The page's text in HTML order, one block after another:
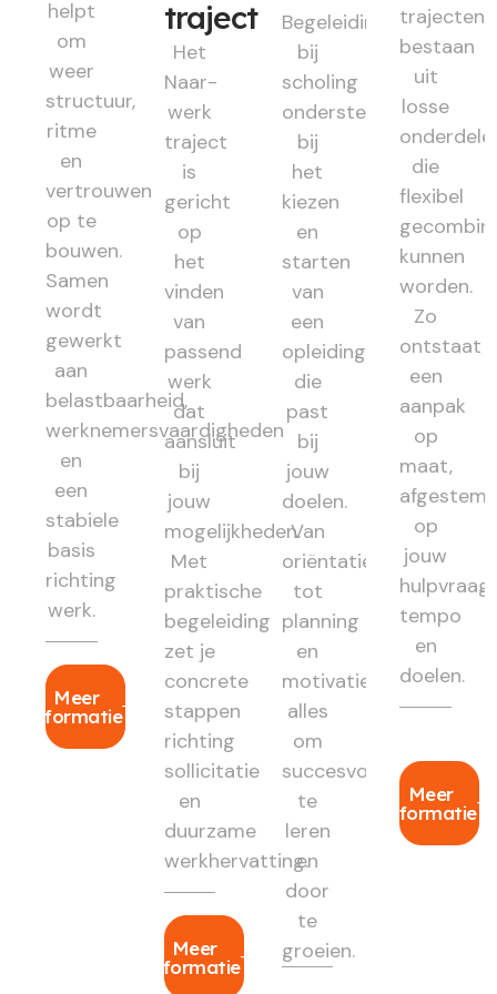
helpt
om
weer
structuur,
ritme
en
vertrouwen
op te
bouwen.
Samen
wordt
gewerkt
aan
belastbaarheid,
werknemersvaardigheden
en
een
stabiele
basis
richting
werk.
Meer
informatie
traject
Het
Naar-
werk
traject
is
gericht
op
het
vinden
van
passend
werk
dat
aansluit
bij
jouw
mogelijkheden.
Met
praktische
begeleiding
zet je
concrete
stappen
richting
sollicitatie
en
duurzame
werkhervatting.
Meer
informatie
Begeleiding
bij
scholing
ondersteunt
bij
het
kiezen
en
starten
van
een
opleiding
die
past
bij
jouw
doelen.
Van
oriëntatie
tot
planning
en
motivatie:
alles
om
succesvol
te
leren
en
door
te
groeien.
trajecten
bestaan
uit
losse
die
flexibel
kunnen
worden.
Zo
ontstaat
een
aanpak
op
maat,
op
jouw
hulpvraag,
tempo
en
doelen.
Meer
informatie